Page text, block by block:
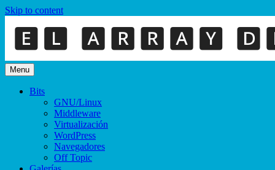
Skip to content
Menu
Bits
GNU/Linux
Middleware
Virtualización
WordPress
Navegadores
Off Topic